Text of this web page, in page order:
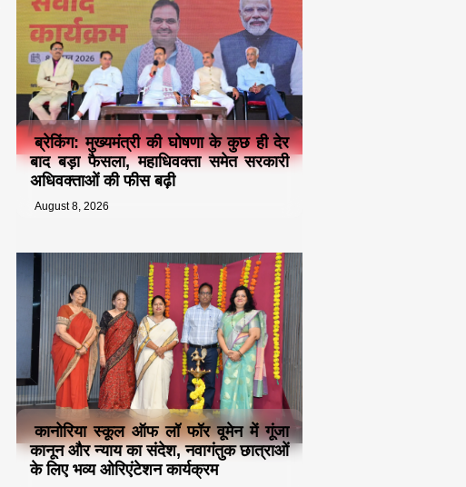
ब्रेकिंग: मुख्यमंत्री की घोषणा के कुछ ही देर
बाद बड़ा फैसला, महाधिवक्ता समेत सरकारी
अधिवक्ताओं की फीस बढ़ी
August 8, 2026
कानोरिया स्कूल ऑफ लॉ फॉर वूमेन में गूंजा
कानून और न्याय का संदेश, नवागंतुक छात्राओं
के लिए भव्य ओरिएंटेशन कार्यक्रम